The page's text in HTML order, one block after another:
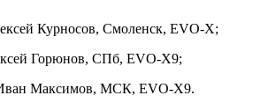
Курносов, Смоленск, EVO-X;
Горюнов, СПб, EVO-X9;
Максимов, МСК, EVO-X9.